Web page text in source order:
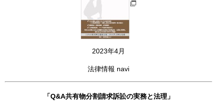
2023年4月
法律情報 navi
「Q&A共有物分割請求訴訟の実務と法理」